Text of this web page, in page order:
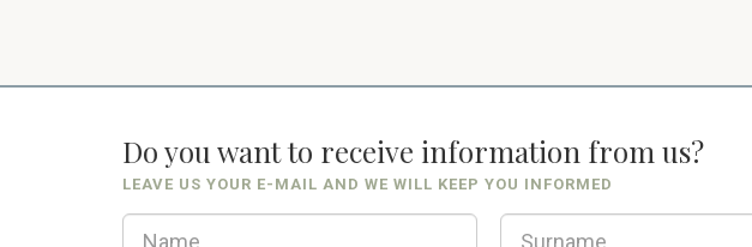
Do you want to receive information from us?
LEAVE US YOUR E-MAIL AND WE WILL KEEP YOU INFORMED